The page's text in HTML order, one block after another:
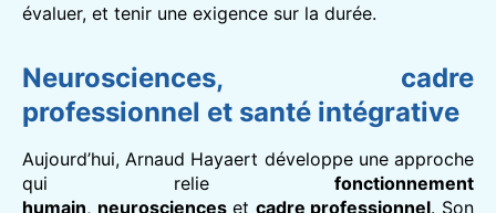
évaluer, et tenir une exigence sur la durée.
Neurosciences, cadre
professionnel et santé intégrative
Aujourd’hui, Arnaud Hayaert développe une approche
qui relie fonctionnement
humain, neuroscienceset cadre professionnel. Son